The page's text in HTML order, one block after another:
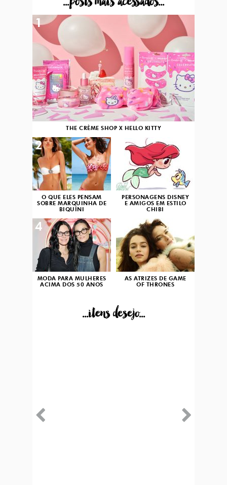
THE CRÈME SHOP X HELLO KITTY
1
O QUE ELES PENSAM
SOBRE MARQUINHA DE
BIQUÍNI
2
PERSONAGENS DISNEY
E AMIGOS EM ESTILO
CHIBI
3
MODA PARA MULHERES
ACIMA DOS 50 ANOS
4
AS ATRIZES DE GAME
OF THRONES
...itens desejo...